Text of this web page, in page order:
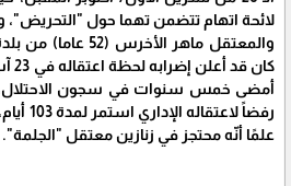
لائحة اتهام تتضمن تهما حول
والمعتقل ماهر
كان
رفضاً
علمًا أنّه محتجز في زنازين معتقل "الجلمة".